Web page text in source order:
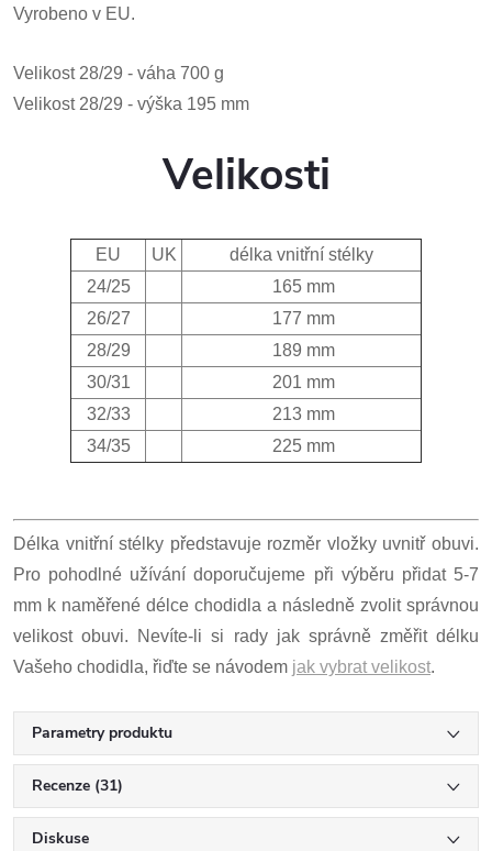
Vyrobeno v EU.
Velikost28/29 - váha 700 g
Velikost 28/29 - výška 195 mm
Velikosti
EU UK
délka vnitřní stélky
24/25
165 mm
26/27
177 mm
28/29
189 mm
30/31
201 mm
32/33
213 mm
34/35
225 mm
Délka vnitřní stélky představuje rozměr vložky uvnitř obuvi.
Pro pohodlné užívání doporučujeme při výběru přidat 5-7
mm k naměřené délce chodidla a následně zvolit správnou
velikost obuvi. Nevíte-li si rady jak správně změřit délku
Vašeho chodidla, řiďte se návodem jak vybrat velikost.
Parametry produktu
Recenze (31)
Diskuse